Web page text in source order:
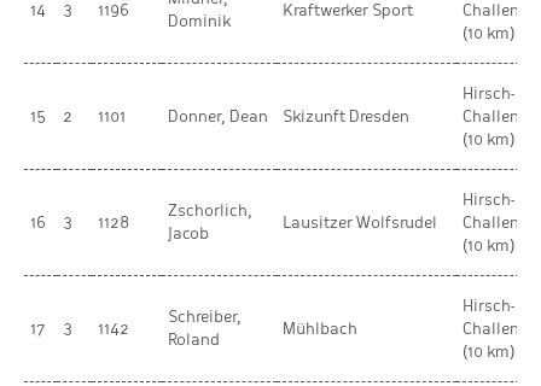
14 3 1196
Dominik
Kraftwerker Sport
Challenge
(10 km)
15 2 1101 Donner, Dean Skizunft Dresden
Hirsch-
Challenge
(10 km)
16 3 1128
Zschorlich,
Jacob
Lausitzer Wolfsrudel
Hirsch-
Challenge
(10 km)
17 3 1142
Schreiber,
Roland
Mühlbach
Hirsch-
Challenge
(10 km)